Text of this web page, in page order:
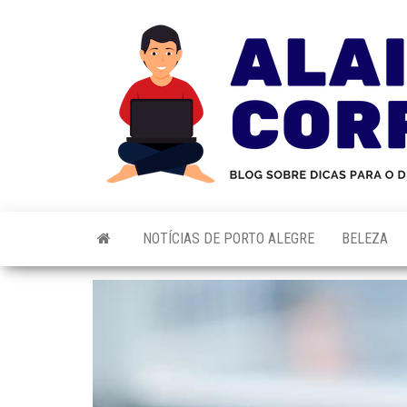
NOTÍCIAS DE PORTO ALEGRE BELEZA